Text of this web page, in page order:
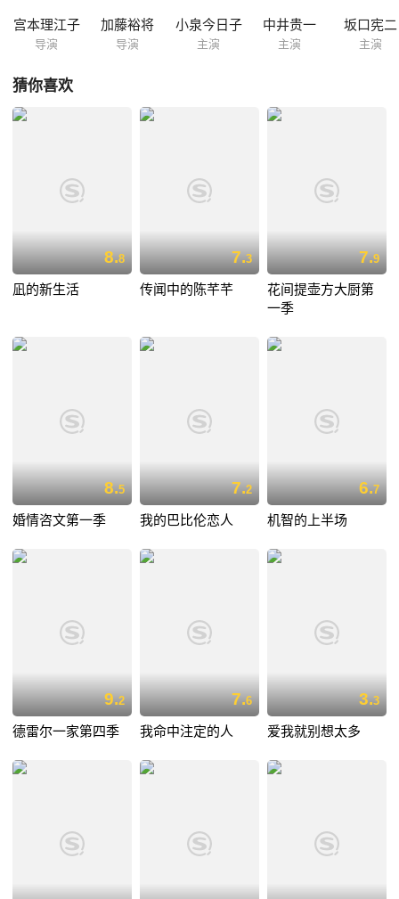
宫本理江子
导演
加藤裕将
导演
小泉今日子
主演
中井贵一
主演
坂口宪二
主演
猜你喜欢
8.8
凪的新生活
7.3
传闻中的陈芊芊
7.9
花间提壶方大厨第
一季
8.5
婚情咨文第一季
7.2
我的巴比伦恋人
6.7
机智的上半场
9.2
德雷尔一家第四季
7.6
我命中注定的人
3.3
爱我就别想太多